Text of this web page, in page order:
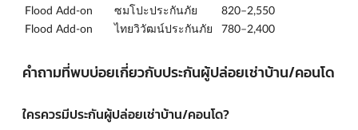
Flood Add-on
ซมโปะประกันภัย
820–2,550
Flood Add-on
ไทยวิวัฒน์ประกันภัย 780–2,400
คำถามที่พบบ่อยเกี่ยวกับประกันผู้ปล่อยเช่าบ้าน/คอนโด
ใครควรมีประกันผู้ปล่อยเช่าบ้าน/คอนโด?